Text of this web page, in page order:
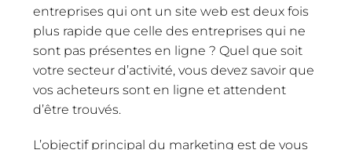
entreprises qui ont un site web est deux fois
plus rapide que celle des entreprises qui ne
sont pas présentes en ligne ? Quel que soit
votre secteur d’activité, vous devez savoir que
vos acheteurs sont en ligne et attendent
d’être trouvés.
L’objectif principal du marketing est de vous